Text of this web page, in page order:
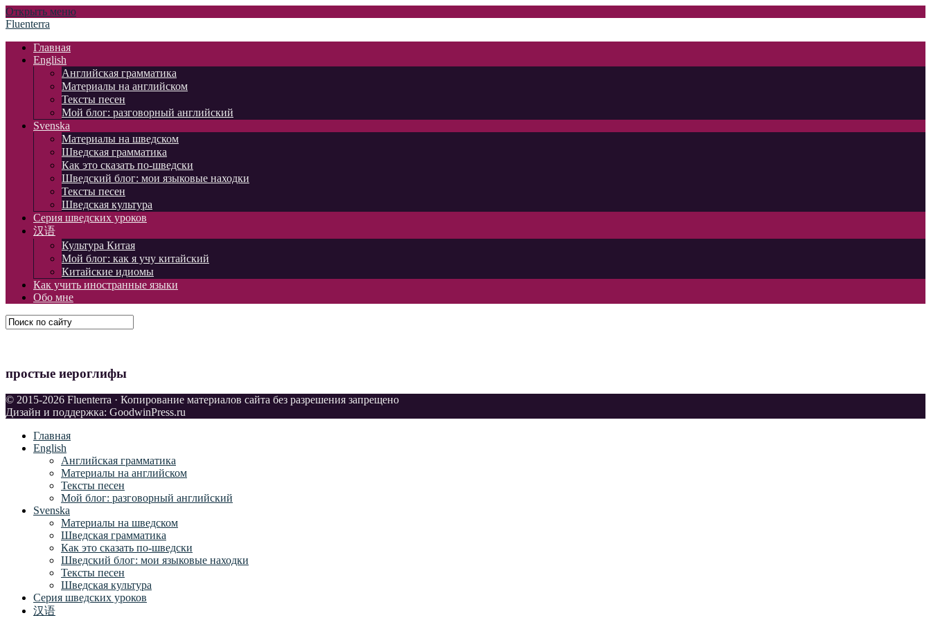
Открыть меню
Fluenterra
Главная
English
Английская грамматика
Материалы на английском
Тексты песен
Мой блог: разговорный английский
Svenska
Материалы на шведском
Шведская грамматика
Как это сказать по-шведски
Шведский блог: мои языковые находки
Тексты песен
Шведская культура
Серия шведских уроков
汉语
Культура Китая
Мой блог: как я учу китайский
Китайские идиомы
Как учить иностранные языки
Обо мне
простые иероглифы
© 2015-2026 Fluenterra · Копирование материалов сайта без разрешения запрещено
Дизайн и поддержка: GoodwinPress.ru
Главная
English
Английская грамматика
Материалы на английском
Тексты песен
Мой блог: разговорный английский
Svenska
Материалы на шведском
Шведская грамматика
Как это сказать по-шведски
Шведский блог: мои языковые находки
Тексты песен
Шведская культура
Серия шведских уроков
汉语